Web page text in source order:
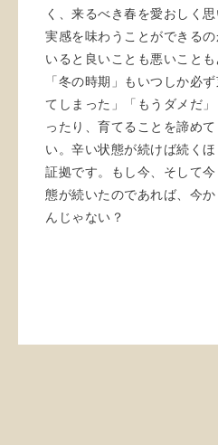
く、来るべき春を愛おしく
実感を味わうことができる
いると良いことも悪いこと
「冬の時期」もいつしか必
てしまった」「もうダメだ
ったり、育てることを諦め
い。辛い状態が続けば続く
証拠です。もし今、そして
態が続いたのであれば、今
んじゃない？